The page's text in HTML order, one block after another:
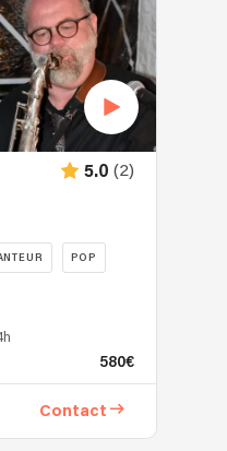
5.0 (2)
POP
580€
Contact